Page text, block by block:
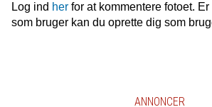
Log ind herfor at kommentere fotoet.
som bruger kan du oprette dig som
ANNONCER